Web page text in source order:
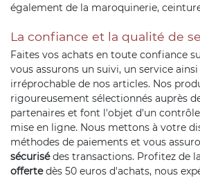
également de la maroquinerie,
La confiance et la qualité de
Faites vos achats en toute confiance
vous assurons un suivi, un service
irréprochable de nos articles. Nos
rigoureusement sélectionnés auprès
partenaires et font l'objet d'un
mise en ligne. Nous mettons à votre
méthodes de paiements et vous
sécurisédes transactions. Profitez de la
offertedès 50 euros d'achats, nous